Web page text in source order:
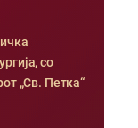
со
„Св. Петка“